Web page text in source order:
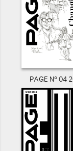
PAGE N° 04